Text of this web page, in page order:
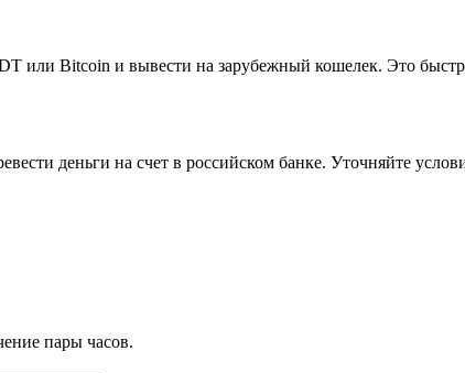
или Bitcoin и вывести на зарубежный кошелек. Это
деньги на счет в российском банке. Уточняйте
пары часов.